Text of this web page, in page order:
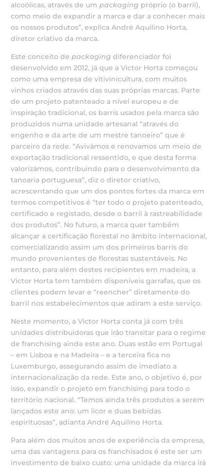
alcoólicas, através de umpackaging próprio (o barril),
como meio de expandir a marca e dar a conhecer mais
os nossos produtos”, explica André Aquilino Horta,
diretor criativo da marca.
Este conceito depackaging diferenciador foi
desenvolvido em 2012, já que a Victor Horta começou
como uma empresa de vitivinicultura, com muitos
vinhos criados através das suas próprias marcas. Parte
de um projeto patenteado a nível europeu e de
inspiração tradicional, os barris usados pela marca são
produzidos numa unidade artesanal “através do
engenho e da arte de um mestre tanoeiro” que é
parceiro da rede. “Avivámos e renovamos um meio de
exportação tradicional ressentido, e que desta forma
valorizámos, contribuindo para o desenvolvimento da
tanoaria portuguesa”, diz o diretor criativo,
acrescentando que um dos pontos fortes da marca em
termos competitivos é “ter todo o projeto patenteado,
certificado e registado, desde o barril à rastreabilidade
dos produtos”. No futuro, a marca quer também
alcançar a certificação florestal no âmbito internacional,
comercializando assim um dos primeiros barris do
mundo provenientes de florestas sustentáveis. No
entanto, para além destes recipientes em madeira, a
Victor Horta tem também disponíveis garrafas, que os
clientes podem levar e “reencher” diretamente do
barril nos estabelecimentos que adiram a este serviço.
Neste momento, a Victor Horta conta já com três
unidades distribuidoras que irão transitar para o regime
de franchising ainda este ano. Duas estão em Portugal
– em Lisboa e na Madeira – e a terceira fica no
Luxemburgo, assegurando assim de imediato a
internacionalização da rede. Este ano, o objetivo é, por
isso, expandir o projeto em franchising para todo o
território nacional. “Temos ainda três produtos a serem
lançados este ano: um licor e duas bebidas
espirituosas”, adianta André Aquilino Horta.
Para além dos muitos anos de experiência da empresa,
uma das vantagens para os franchisados é este ser um
investimento de baixo custo: uma unidade da marca irá